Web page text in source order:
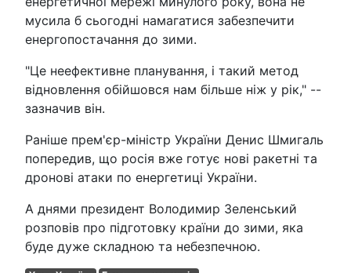
мусила б сьогодні намагатися забезпечити
енергопостачання до зими.
"Це неефективне планування, і такий метод
відновлення обійшовся нам більше ніж у рік," --
зазначив він.
Раніше прем'єр-міністр України Денис Шмигаль
попередив, що росія вже готує нові ракетні та
дронові атаки по енергетиці України.
А днями президент Володимир Зеленський
розповів про підготовку країни до зими, яка
буде дуже складною та небезпечною.